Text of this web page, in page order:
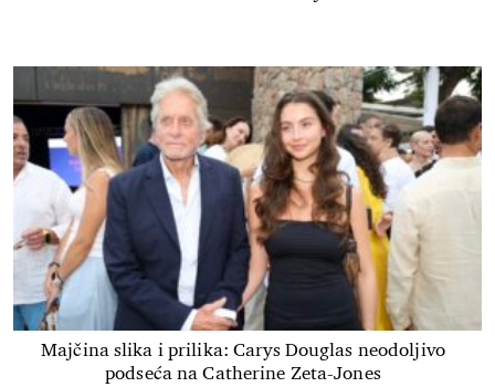
Majčina slika i prilika: Carys Douglas neodoljivo
podseća na Catherine Zeta-Jones